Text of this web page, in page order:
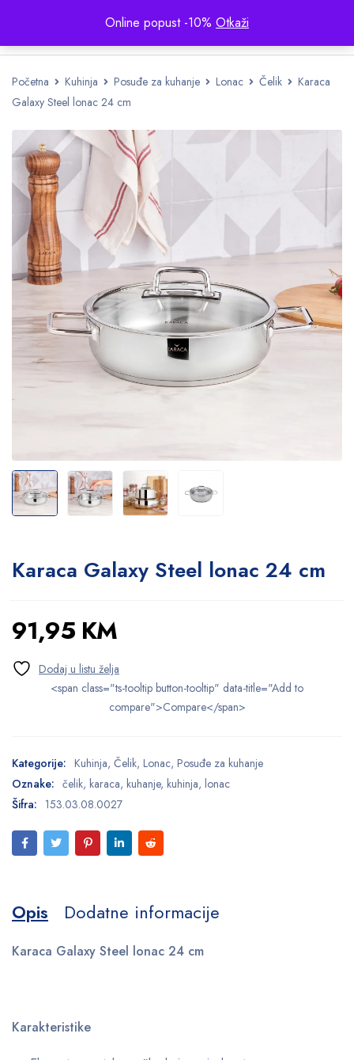
Online popust -10% Otkaži
Početna Kuhinja Posuđe za kuhanje Lonac Čelik
Karaca
Galaxy Steel lonac 24 cm
Karaca Galaxy Steel lonac 24 cm
91,95 KM
<span class="ts-tooltip button-tooltip" data-title="Add to
compare">Compare</span>
Kategorije: Kuhinja, Čelik, Lonac, Posuđe za kuhanje
Oznake: čelik, karaca, kuhanje, kuhinja, lonac
Šifra: 153.03.08.0027
Opis Dodatne informacije
Karaca Galaxy Steel lonac 24 cm
Karakteristike